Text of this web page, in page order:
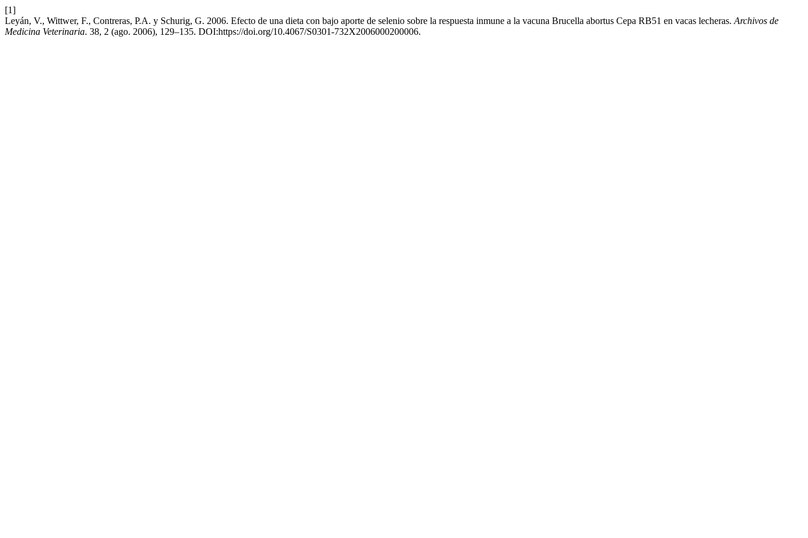
[1]
Leyán, V., Wittwer, F., Contreras, P.A. y Schurig, G. 2006. Efecto de una dieta con bajo aporte de selenio sobre la respuesta inmune a la vacuna Brucella abortus Cepa RB51 en vacas lecheras. Archivos de
Medicina Veterinaria. 38, 2 (ago. 2006), 129–135. DOI:https://doi.org/10.4067/S0301-732X2006000200006.